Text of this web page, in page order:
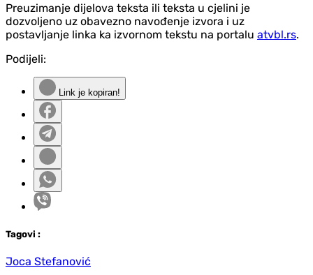
Preuzimanje dijelova teksta ili teksta u cjelini je
dozvoljeno uz obavezno navođenje izvora i uz
postavljanje linka ka izvornom tekstu na portalu atvbl.rs.
Podijeli:
Link je kopiran!
Tagovi :
Joca Stefanović